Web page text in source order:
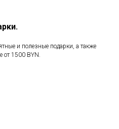
и полезные подарки, а также
от 1500 BYN.